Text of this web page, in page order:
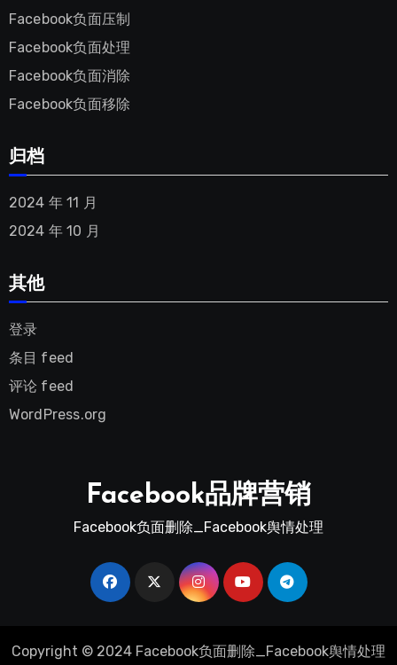
Facebook负面压制
Facebook负面处理
Facebook负面消除
Facebook负面移除
归档
2024 年 11 月
2024 年 10 月
其他
登录
条目 feed
评论 feed
WordPress.org
Facebook品牌营销
Facebook负面删除_Facebook舆情处理
Copyright © 2024 Facebook负面删除_Facebook舆情处理